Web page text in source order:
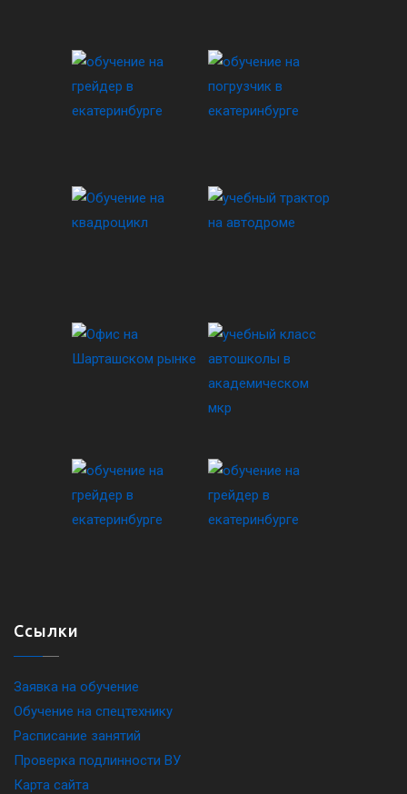
Ссылки
Заявка на обучение
Обучение на спецтехнику
Расписание занятий
Проверка подлинности ВУ
Карта сайта